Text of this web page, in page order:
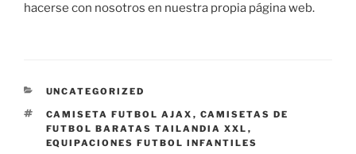
hacerse con nosotros en nuestra propia página web.
CATEGORÍAS
UNCATEGORIZED
ETIQUETAS
CAMISETA FUTBOL AJAX , CAMISETAS DE
FUTBOL BARATAS TAILANDIA XXL ,
EQUIPACIONES FUTBOL INFANTILES